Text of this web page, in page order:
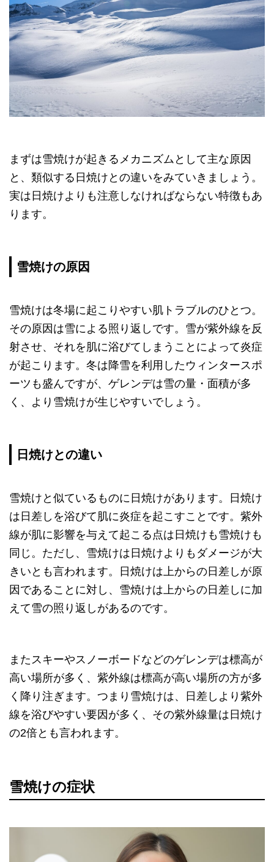
まずは雪焼けが起きるメカニズムとして主な原因
と、類似する日焼けとの違いをみていきましょう。
実は日焼けよりも注意しなければならない特徴もあ
ります。
雪焼けの原因
雪焼けは冬場に起こりやすい肌トラブルのひとつ。
その原因は雪による照り返しです。雪が紫外線を反
射させ、それを肌に浴びてしまうことによって炎症
が起こります。冬は降雪を利用したウィンタースポ
ーツも盛んですが、ゲレンデは雪の量・面積が多
く、より雪焼けが生じやすいでしょう。
日焼けとの違い
雪焼けと似ているものに日焼けがあります。日焼け
は日差しを浴びて肌に炎症を起こすことです。紫外
線が肌に影響を与えて起こる点は日焼けも雪焼けも
同じ。ただし、雪焼けは日焼けよりもダメージが大
きいとも言われます。日焼けは上からの日差しが原
因であることに対し、雪焼けは上からの日差しに加
えて雪の照り返しがあるのです。
またスキーやスノーボードなどのゲレンデは標高が
高い場所が多く、紫外線は標高が高い場所の方が多
く降り注ぎます。つまり雪焼けは、日差しより紫外
線を浴びやすい要因が多く、その紫外線量は日焼け
の2倍とも言われます。
雪焼けの症状